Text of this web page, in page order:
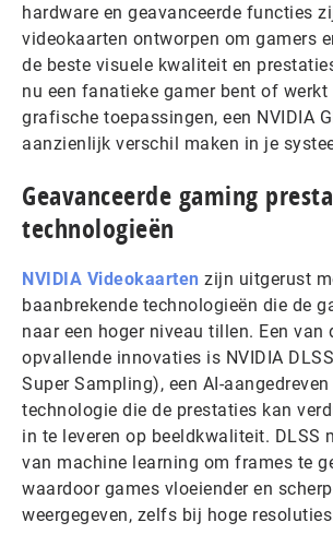
hardware en geavanceerde functies
videokaarten ontworpen om gamers
de beste visuele kwaliteit en
nu een fanatieke gamer bent of werkt
grafische toepassingen, een NVIDIA
aanzienlijk verschil maken in je
Geavanceerde gaming
technologieën
NVIDIA Videokaarten zijn uitgerust
baanbrekende technologieën die de
naar een hoger niveau tillen. Een van
opvallende innovaties is NVIDIA
Super Sampling), een AI-
technologie die de prestaties kan
in te leveren op beeldkwaliteit. DLSS
van machine learning om frames te
waardoor games vloeiender en
weergegeven, zelfs bij hoge